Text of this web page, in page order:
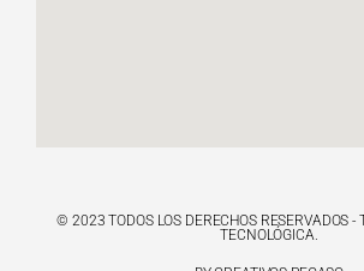
© 2023 TODOS LOS DERECHOS RESERVADOS -
TECNOLÓGICA.